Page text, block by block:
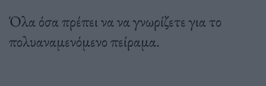
Όλα όσα πρέπει να να γνωρίζετε για το
πολυαναμενόμενο πείραμα.